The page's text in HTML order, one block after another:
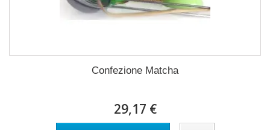
Confezione Matcha
29,17 €